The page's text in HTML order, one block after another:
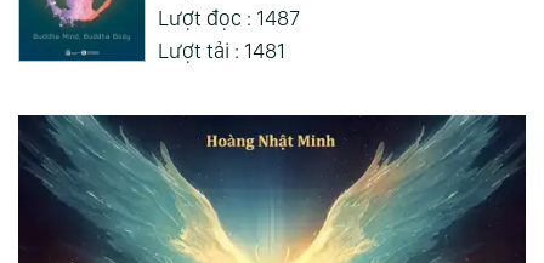
Lượt đọc : 1487
Lượt tải : 1481